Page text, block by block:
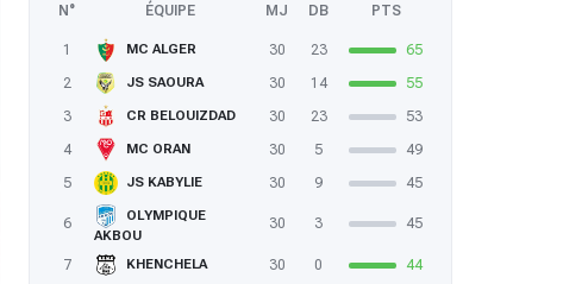
N° ÉQUIPE MJ DB PTS
1 MC ALGER 30 23
65
2
JS SAOURA 30 14
55
3
CR BELOUIZDAD 30 23
53
4
MC ORAN 30 5
49
5
JS KABYLIE 30 9 45
6
OLYMPIQUE
AKBOU
30 3 45
7 KHENCHELA 30 0
44